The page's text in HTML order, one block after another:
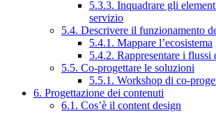
5.3.3. Inquadrare gli
servizio
5.4. Descrivere il funzionamento
5.4.1. Mappare l’ecosistema
5.4.2. Rappresentare i flussi
5.5. Co-progettare le soluzioni
5.5.1. Workshop di co-
6. Progettazione dei contenuti
6.1. Cos’è il content design